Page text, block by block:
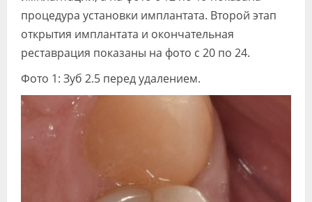
процедура установки имплантата. Второй этап
открытия имплантата и окончательная
реставрация показаны на фото с 20 по 24.
Фото 1: Зуб 2.5 перед удалением.